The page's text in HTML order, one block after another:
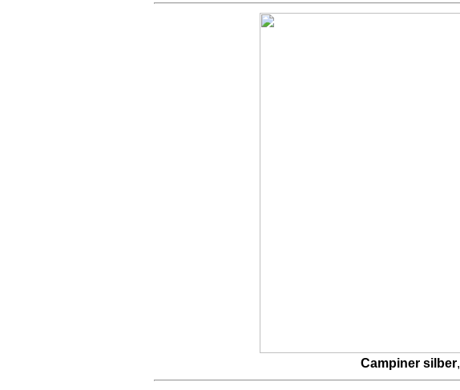
Campiner silber,